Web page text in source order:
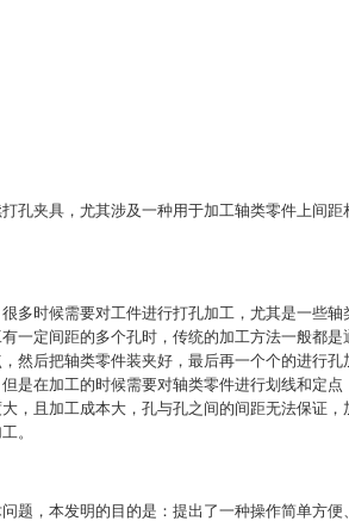
孔夹具，尤其涉及一种用于加工轴类零件上间距
多时候需要对工件进行打孔加工，尤其是一些轴
一定间距的多个孔时，传统的加工方法一般都是
然后把轴类零件装夹好，最后再一个个的进行孔
是在加工的时候需要对轴类零件进行划线和定点
，且加工成本大，孔与孔之间的间距无法保证，
。
题，本发明的目的是：提出了一种操作简单方便